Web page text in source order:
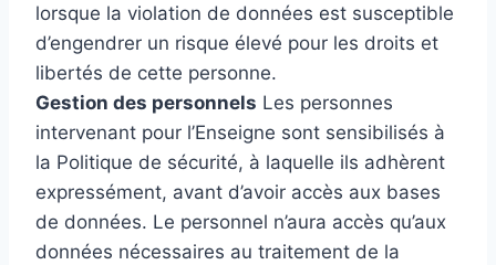
lorsque la violation de données est susceptible
d’engendrer un risque élevé pour les droits et
libertés de cette personne.
Gestion des personnels Les personnes
intervenant pour l’Enseigne sont sensibilisés à
la Politique de sécurité, à laquelle ils adhèrent
expressément, avant d’avoir accès aux bases
de données. Le personnel n’aura accès qu’aux
données nécessaires au traitement de la